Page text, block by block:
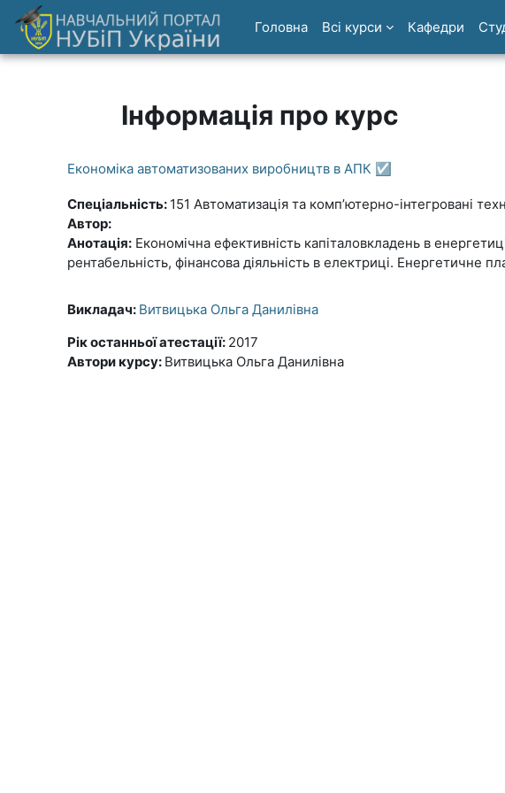
Перейти до головного вмісту
Головна
Всі курси Кафедри
Інформація про курс
Економіка автоматизованих виробництв в АПК ☑️
Спеціальність: 151 Автоматизація та комп’ютерно-інтегровані
Автор:
Анотація: Економічна ефективність капіталовкладень в
рентабельність, фінансова діяльність в електриці. Енергетичне
Викладач: Витвицька Ольга Данилівна
Рік останньої атестації: 2017
Автори курсу: Витвицька Ольга Данилівна